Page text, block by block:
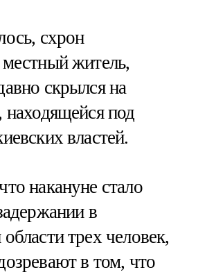
схрон
житель,
скрылся на
находящейся под
властей.
накануне стало
в
трех человек,
в том, что